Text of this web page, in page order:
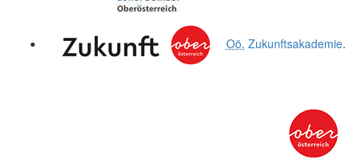
Oö. Zukunftsakademie.